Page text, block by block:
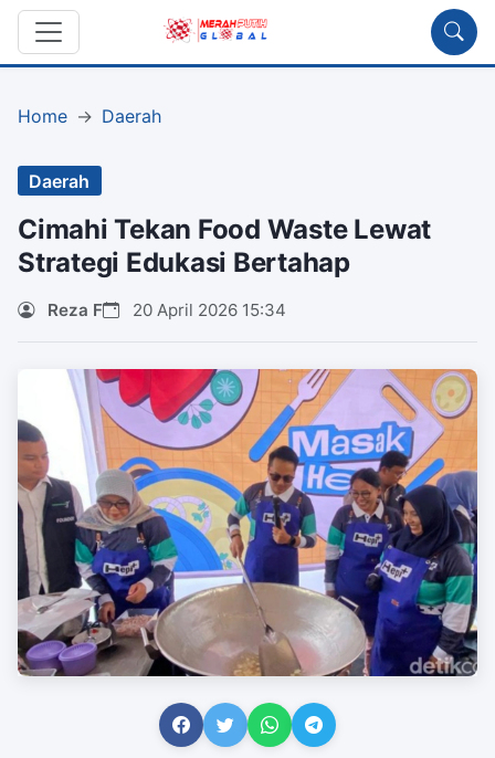
Home Daerah
Daerah
Cimahi Tekan Food Waste Lewat
Strategi Edukasi Bertahap
Reza F 20 April 2026 15:34